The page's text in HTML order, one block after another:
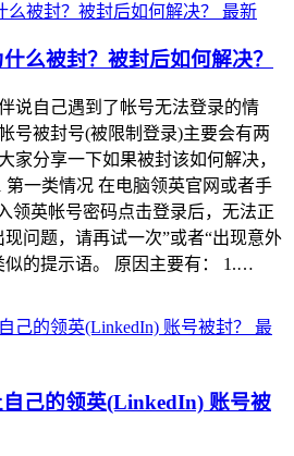
最新
么被封？被封后如何解决？
说自己遇到了帐号无法登录的情
号被封号(被限制登录)主要会有两
家分享一下如果被封该如何解决，
第一类情况 在电脑领英官网或者手
领英帐号密码点击登录后，无法正
问题，请再试一次”或者“出现意外
似的提示语。 原因主要有： 1.…
最
己的领英(LinkedIn) 账号被